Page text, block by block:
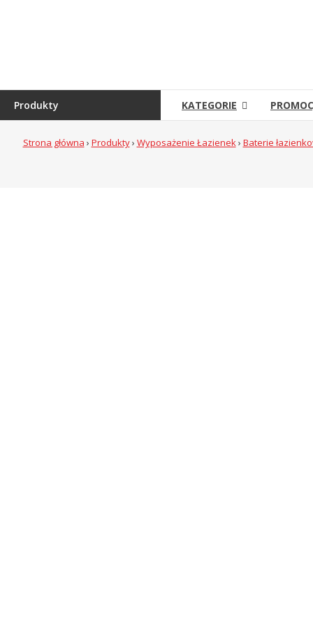
internetowy
Produkty KATEGORIE
Strona główna › Produkty› Wyposażenie Łazienek› Baterie